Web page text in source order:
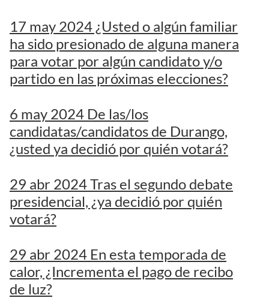
17 may 2024 ¿Usted o algún familiar
ha sido presionado de alguna manera
para votar por algún candidato y/o
partido en las próximas elecciones?
6 may 2024 De las/los
candidatas/candidatos de Durango,
¿usted ya decidió por quién votará?
29 abr 2024 Tras el segundo debate
presidencial, ¿ya decidió por quién
votará?
29 abr 2024 En esta temporada de
calor, ¿Incrementa el pago de recibo
de luz?